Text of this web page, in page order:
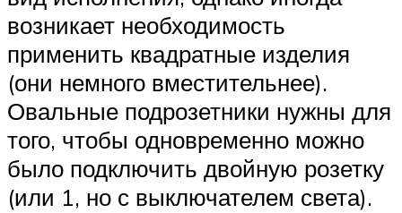
возникает необходимость
применить квадратные изделия
(они немного вместительнее).
Овальные подрозетники нужны для
того, чтобы одновременно можно
было подключить двойную розетку
(или 1, но с выключателем света).